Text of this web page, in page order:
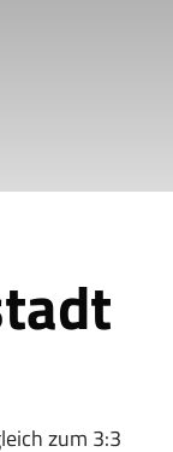
zum 3:3